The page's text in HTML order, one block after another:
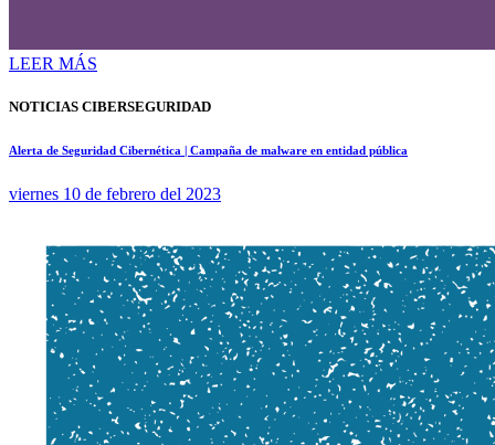
LEER MÁS
NOTICIAS CIBERSEGURIDAD
Alerta de Seguridad Cibernética | Campaña de malware en entidad pública
viernes 10 de febrero del 2023